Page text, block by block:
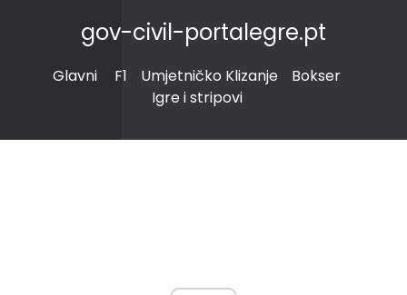
gov-civil-portalegre.pt
Glavni F1 Umjetničko Klizanje
Bokser
Igre i stripovi